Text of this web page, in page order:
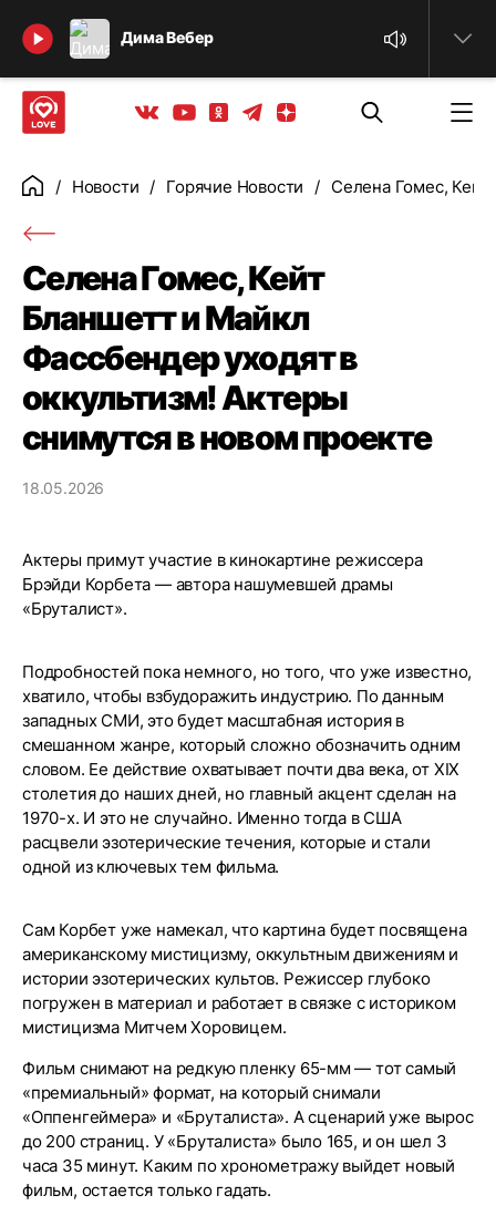
Дима Вебер
Найти
Вконтакте
YoutubeОдноклассники
ТелеграмЯндекс дзен
ГлавнаяНовости Горячие Новости Селена Гомес, Кейт
Селена Гомес, Кейт
Бланшетт и Майкл
Фассбендер уходят в
оккультизм! Актеры
снимутся в новом проекте
18.05.2026
Актеры примут участие в кинокартине режиссера
Брэйди Корбета — автора нашумевшей драмы
«Бруталист».
Подробностей пока немного, но того, что уже известно,
хватило, чтобы взбудоражить индустрию. По данным
западных СМИ, это будет масштабная история в
смешанном жанре, который сложно обозначить одним
словом. Ее действие охватывает почти два века, от XIX
столетия до наших дней, но главный акцент сделан на
1970-х. И это не случайно. Именно тогда в США
расцвели эзотерические течения, которые и стали
одной из ключевых тем фильма.
Сам Корбет уже намекал, что картина будет посвящена
американскому мистицизму, оккультным движениям и
истории эзотерических культов. Режиссер глубоко
погружен в материал и работает в связке с историком
мистицизма Митчем Хоровицем.
Фильм снимают на редкую пленку 65-мм — тот самый
«премиальный» формат, на который снимали
«Оппенгеймера» и «Бруталиста». А сценарий уже вырос
до 200 страниц. У «Бруталиста» было 165, и он шел 3
часа 35 минут. Каким по хронометражу выйдет новый
фильм, остается только гадать.